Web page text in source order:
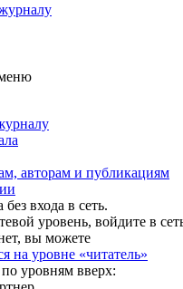
авторам и публикациям
входа в сеть.
уровень, войдите в
вы можете
на уровне «читатель»
по уровням вверх: